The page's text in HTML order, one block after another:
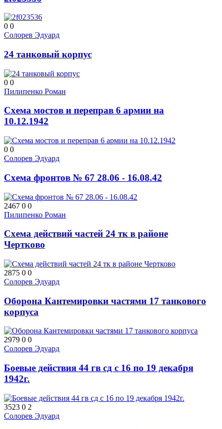
0 0
Солорев Эдуард
24 танковый корпус
0 0
Пилипенко Роман
Схема мостов и переправ 6 армии на
10.12.1942
0 0
Солорев Эдуард
Схема фронтов № 67 28.06 - 16.08.42
2467 0 0
Пилипенко Роман
Схема действий частей 24 тк в районе
Чертково
2875 0 0
Солорев Эдуард
Оборона Кантемировки частями 17 танкового
корпуса
2979 0 0
Солорев Эдуард
Боевые действия 44 гв сд с 16 по 19 декабря
1942г.
3523 0 2
Солорев Эдуард